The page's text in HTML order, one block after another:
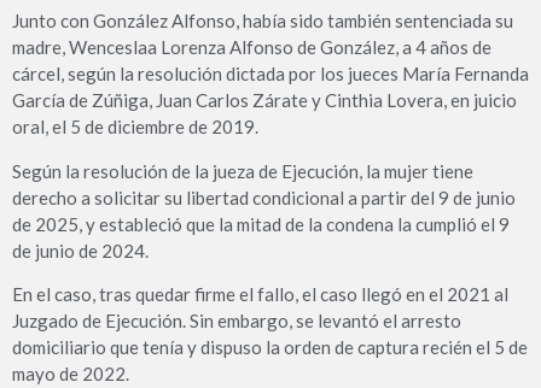
Junto con González Alfonso, había sido también sentenciada su
madre, Wenceslaa Lorenza Alfonso de González, a 4 años de
cárcel, según la resolución dictada por los jueces María Fernanda
García de Zúñiga, Juan Carlos Zárate y Cinthia Lovera, en juicio
oral, el 5 de diciembre de 2019.
Según la resolución de la jueza de Ejecución, la mujer tiene
derecho a solicitar su libertad condicional a partir del 9 de junio
de 2025, y estableció que la mitad de la condena la cumplió el 9
de junio de 2024.
En el caso, tras quedar firme el fallo, el caso llegó en el 2021 al
Juzgado de Ejecución. Sin embargo, se levantó el arresto
domiciliario que tenía y dispuso la orden de captura recién el 5 de
mayo de 2022.